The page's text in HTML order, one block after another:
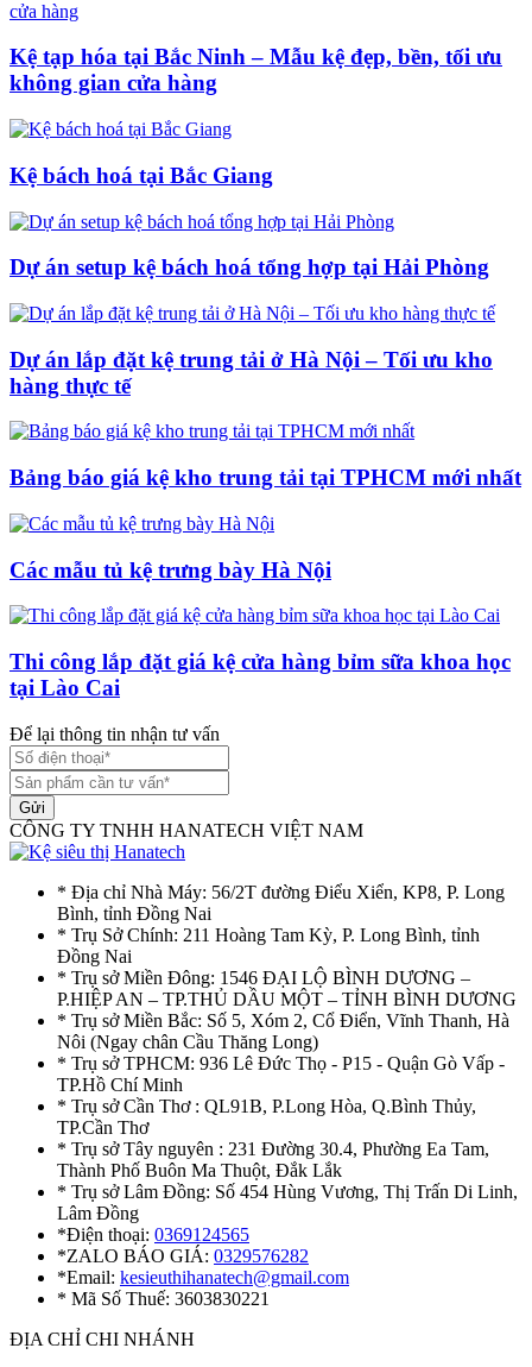
Kệ tạp hóa tại Bắc Ninh – Mẫu kệ đẹp, bền, tối ưu
không gian cửa hàng
Kệ bách hoá tại Bắc Giang
Dự án setup kệ bách hoá tổng hợp tại Hải Phòng
Dự án lắp đặt kệ trung tải ở Hà Nội – Tối ưu kho
hàng thực tế
Bảng báo giá kệ kho trung tải tại TPHCM mới nhất
Các mẫu tủ kệ trưng bày Hà Nội
Thi công lắp đặt giá kệ cửa hàng bỉm sữa khoa học
tại Lào Cai
Để lại thông tin nhận tư vấn
Gửi
CÔNG TY TNHH HANATECH VIỆT NAM
* Địa chỉ Nhà Máy: 56/2T đường Điểu Xiển, KP8, P. Long
Bình, tỉnh Đồng Nai
* Trụ Sở Chính: 211 Hoàng Tam Kỳ, P. Long Bình, tỉnh
Đồng Nai
* Trụ sở Miền Đông: 1546 ĐẠI LỘ BÌNH DƯƠNG –
P.HIỆP AN – TP.THỦ DẦU MỘT – TỈNH BÌNH DƯƠNG
* Trụ sở Miền Bắc: Số 5, Xóm 2, Cổ Điển, Vĩnh Thanh, Hà
Nôi (Ngay chân Cầu Thăng Long)
* Trụ sở TPHCM: 936 Lê Đức Thọ - P15 - Quận Gò Vấp -
TP.Hồ Chí Minh
* Trụ sở Cần Thơ : QL91B, P.Long Hòa, Q.Bình Thủy,
TP.Cần Thơ
* Trụ sở Tây nguyên : 231 Đường 30.4, Phường Ea Tam,
Thành Phố Buôn Ma Thuột, Đắk Lắk
* Trụ sở Lâm Đồng: Số 454 Hùng Vương, Thị Trấn Di Linh,
Lâm Đồng
*Điện thoại: 0369124565
*ZALO BÁO GIÁ: 0329576282
*Email: kesieuthihanatech@gmail.com
* Mã Số Thuế: 3603830221
ĐỊA CHỈ CHI NHÁNH